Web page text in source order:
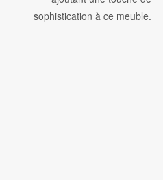
sophistication à ce meuble.